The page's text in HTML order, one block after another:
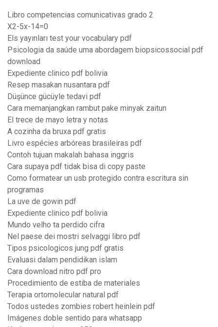
Libro competencias comunicativas grado 2
X2-5x-14=0
Els yayınları test your vocabulary pdf
Psicologia da saúde uma abordagem biopsicossocial pdf
download
Expediente clinico pdf bolivia
Resep masakan nusantara pdf
Düşünce gücüyle tedavi pdf
Cara memanjangkan rambut pake minyak zaitun
El trece de mayo letra y notas
A cozinha da bruxa pdf gratis
Livro espécies arbóreas brasileiras pdf
Contoh tujuan makalah bahasa inggris
Cara supaya pdf tidak bisa di copy paste
Como formatear un usb protegido contra escritura sin
programas
La uve de gowin pdf
Expediente clinico pdf bolivia
Mundo velho ta perdido cifra
Nel paese dei mostri selvaggi libro pdf
Tipos psicologicos jung pdf gratis
Evaluasi dalam pendidikan islam
Cara download nitro pdf pro
Procedimiento de estiba de materiales
Terapia ortomolecular natural pdf
Todos ustedes zombies robert heinlein pdf
Imágenes doble sentido para whatsapp